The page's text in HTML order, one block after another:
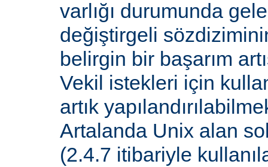
varlığı durumunda
değiştirgeli
belirgin bir başarım
Vekil istekleri için
artık
Artalanda Unix alan
(2.4.7 itibariyle